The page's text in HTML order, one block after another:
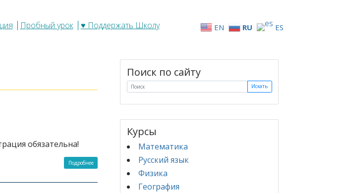
Пробный урок ♥ Поддержать Школу EN RU ES
обязательна!
Подробнее
Поиск по сайту
Искать
Курсы
Математика
Русский язык
Физика
География